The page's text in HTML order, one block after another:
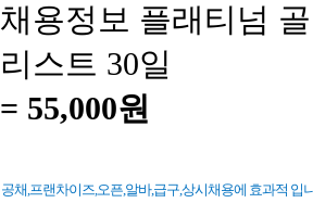
채용정보 플래티넘
리스트 30일
= 55,000원
공채,프랜차이즈,오픈,알바,급구,상시채용에 효과적 입